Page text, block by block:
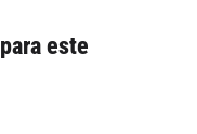
este